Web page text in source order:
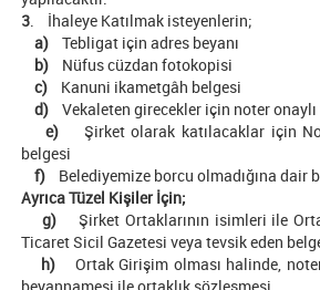
3. İhaleye Katılmak isteyenlerin;
a)
Tebligat için adres beyanı
b)
Nüfus cüzdan fotokopisi
c)Kanuni ikametgâh belgesi
d)Vekaleten girecekler için noter onaylı
e)
Şirket olarak katılacaklar için
belgesi
f)
Belediyemize borcu olmadığına dair
Ayrıca Tüzel Kişiler İçin;
g) Şirket Ortaklarının isimleri ile
Ticaret Sicil Gazetesi veya tevsik eden
h)Ortak Girişim olması halinde,